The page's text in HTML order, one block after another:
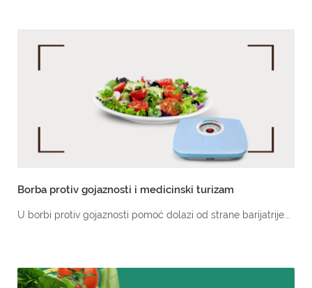
Borba protiv gojaznosti i medicinski turizam
U borbi protiv gojaznosti pomoć dolazi od strane barijatrije...